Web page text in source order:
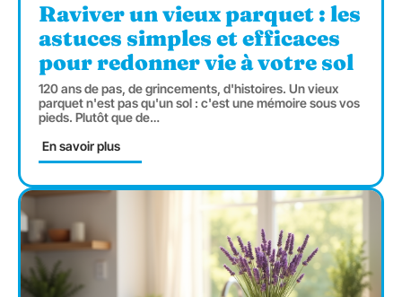
Raviver un vieux parquet : les
astuces simples et efficaces
pour redonner vie à votre sol
120 ans de pas, de grincements, d'histoires. Un vieux
parquet n'est pas qu'un sol : c'est une mémoire sous vos
pieds. Plutôt que de…
En savoir plus